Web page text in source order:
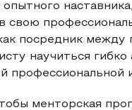
свою
посредник между
научиться
профессиональной
менторская